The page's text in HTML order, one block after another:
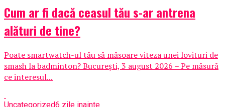
Cum ar fi dacă ceasul tău s-ar antrena
alături de tine?
Poate smartwatch-ul tău să măsoare viteza unei lovituri de
smash la badminton? București, 3 august 2026 – Pe măsură
ce interesul...
Uncategorized6 zile inainte